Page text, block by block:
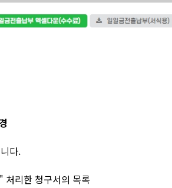
다.
리한 청구서의 목록